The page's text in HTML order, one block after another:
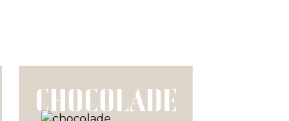
CHOCOLADE